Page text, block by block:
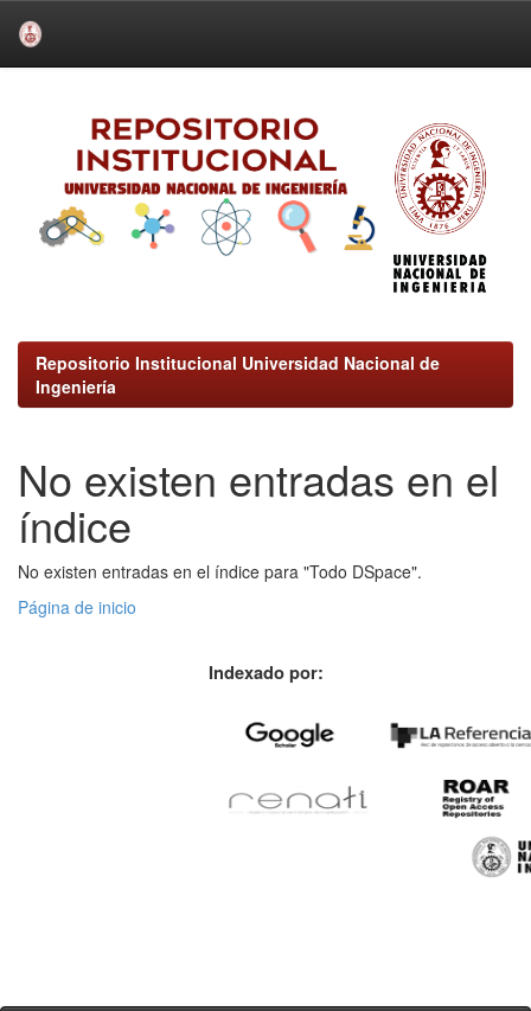
Repositorio Institucional Universidad Nacional de
Ingeniería
No existen entradas en el
índice
No existen entradas en el índice para "Todo DSpace".
Página de inicio
Indexado por: